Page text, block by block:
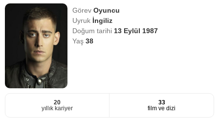
GörevOyuncu
Uyruk İngiliz
Doğum tarihi 13 Eylül 1987
Yaş38
20
yıllık kariyer
33
film ve dizi